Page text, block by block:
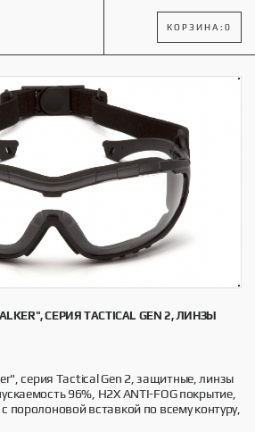
КОРЗИНА: 0
СЕРИЯ TACTICAL GEN 2, ЛИНЗЫ
серия Tactical Gen 2, защитные, линзы
96%, H2X ANTI-FOG покрытие,
поролоновой вставкой по всему контуру,